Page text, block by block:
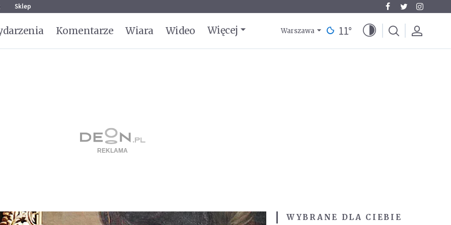
Sklep
Komentarze Wiara Wideo Więcej Warszawa 11°
WYBRANE DLA CIEBIE